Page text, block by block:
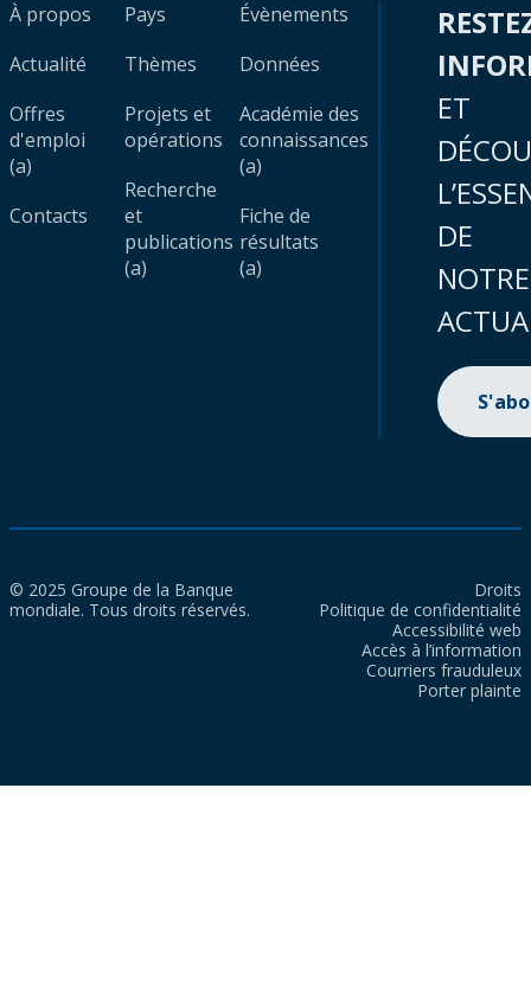
À propos
Actualité
Offres
d'emploi
(a)
Contacts
Pays
Thèmes
Projets et
opérations
Recherche
et
publications
(a)
Évènements
Données
Académie des
connaissances
(a)
Fiche de
résultats
(a)
ET
DE
NOTRE
© 2025 Groupe de la Banque
mondiale. Tous droits réservés.
Droits
Politique de confidentialité
Accessibilité web
Accès à l’information
Courriers frauduleux
Porter plainte